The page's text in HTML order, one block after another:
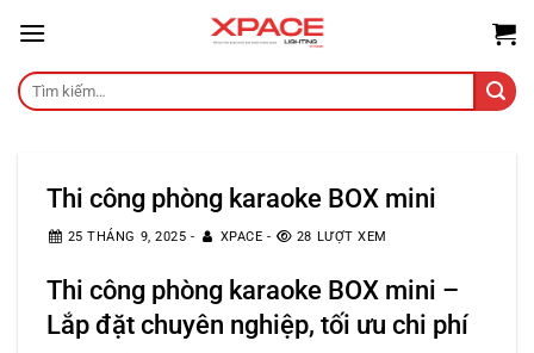
content
Tìm
kiếm:
Thi công phòng karaoke BOX mini
25 THÁNG 9, 2025 - XPACE - 28 LƯỢT XEM
Thi công phòng karaoke BOX mini –
Lắp đặt chuyên nghiệp, tối ưu chi phí